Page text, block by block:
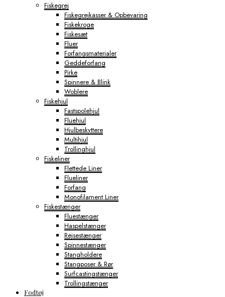
Fiskegrej
Fiskegrejkasser & Opbevaring
Fiskekroge
Fiskesæt
Fluer
Forfangsmaterialer
Geddeforfang
Pirke
Spinnere & Blink
Woblere
Fiskehjul
Fastspolehjul
Fluehjul
Hjulbeskyttere
Multihjul
Trollinghjul
Fiskeliner
Flettede Liner
Flueliner
Forfang
Monofilament Liner
Fiskestænger
Fluestænger
Haspelstænger
Rejsestænger
Spinnestænger
Stangholdere
Stangposer & Rør
Surfcastingstænger
Trollingstænger
Fodtøj